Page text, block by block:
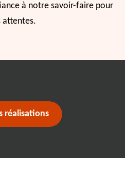
à notre savoir-faire pour
attentes.
réalisations